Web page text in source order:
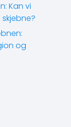
Kan vi
og